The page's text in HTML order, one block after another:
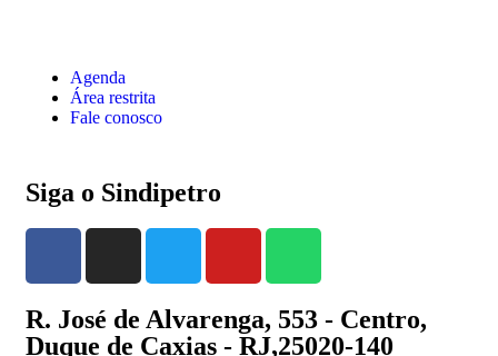
Agenda
Área restrita
Fale conosco
Siga o Sindipetro
R. José de Alvarenga, 553 - Centro,
Duque de Caxias - RJ,25020-140